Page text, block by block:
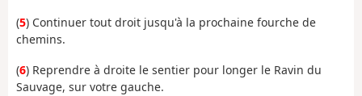
(5) Continuer tout droit jusqu'à la prochaine fourche de
chemins.
(6) Reprendre à droite le sentier pour longer le Ravin du
Sauvage, sur votre gauche.